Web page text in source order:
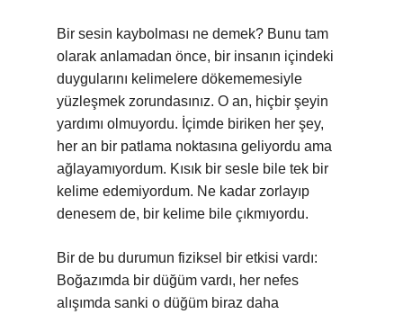
Bir sesin kaybolması ne demek? Bunu tam
olarak anlamadan önce, bir insanın içindeki
duygularını kelimelere dökememesiyle
yüzleşmek zorundasınız. O an, hiçbir şeyin
yardımı olmuyordu. İçimde biriken her şey,
her an bir patlama noktasına geliyordu ama
ağlayamıyordum. Kısık bir sesle bile tek bir
kelime edemiyordum. Ne kadar zorlayıp
denesem de, bir kelime bile çıkmıyordu.
Bir de bu durumun fiziksel bir etkisi vardı:
Boğazımda bir düğüm vardı, her nefes
alışımda sanki o düğüm biraz daha